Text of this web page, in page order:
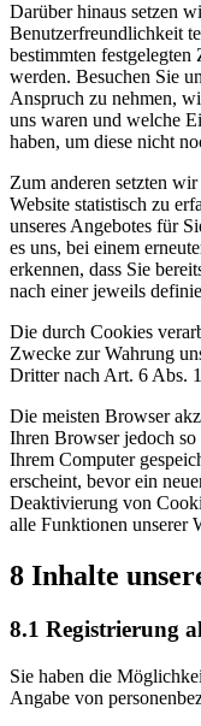
Darüber hinaus setzen
Benutzerfreundlichkeit
bestimmten
werden. Besuchen Sie
Anspruch zu nehmen,
uns waren und welche
haben, um diese nicht
Zum anderen setzten
Website statistisch zu
unseres Angebotes für
es uns, bei einem
erkennen, dass Sie
nach einer jeweils
Die durch Cookies
Zwecke zur Wahrung
Dritter nach Art. 6 Abs.
Die meisten Browser
Ihren Browser jedoch
Ihrem Computer
erscheint, bevor ein
Deaktivierung von
alle Funktionen unserer
8 Inhalte
8.1 Registrierung
Sie haben die
Angabe von